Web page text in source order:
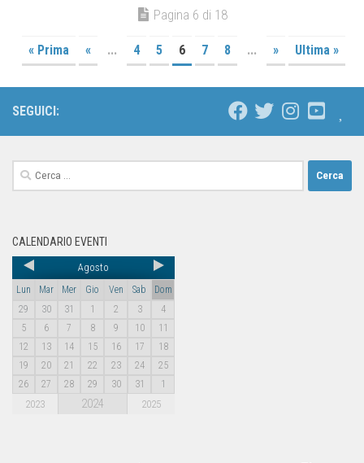
Pagina 6 di 18
« Prima « ... 4 5 6 7 8 ... » Ultima »
SEGUICI:
CALENDARIO EVENTI
Agosto
Lun Mar Mer Gio Ven Sab
Dom
29
30 31 1 2 3
4
5
6 7 8 9 10
11
12
13 14 15 16 17
18
19
20 21 22 23 24
25
26
27 28 29 30 31 1
2023 2024 2025